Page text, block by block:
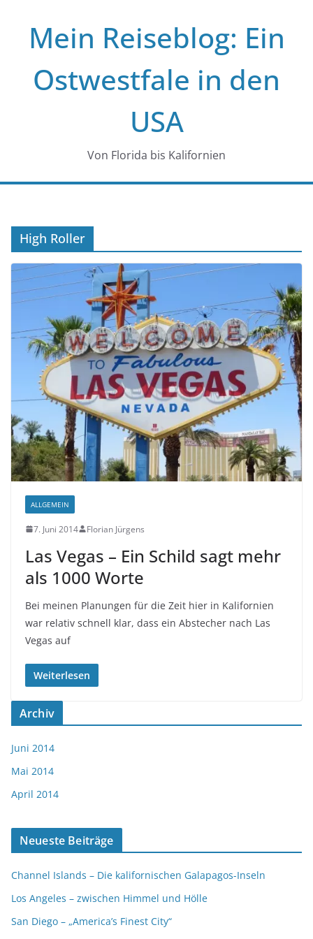
springenMein Reiseblog: Ein
Ostwestfale in den
USA
Von Florida bis Kalifornien
High Roller
ALLGEMEIN
7. Juni 2014 Florian Jürgens
Las Vegas – Ein Schild sagt mehr
als 1000 Worte
Bei meinen Planungen für die Zeit hier in Kalifornien
war relativ schnell klar, dass ein Abstecher nach Las
Vegas auf
Weiterlesen
Archiv
Juni 2014
Mai 2014
April 2014
Neueste Beiträge
Channel Islands – Die kalifornischen Galapagos-Inseln
Los Angeles – zwischen Himmel und Hölle
San Diego – „America’s Finest City“